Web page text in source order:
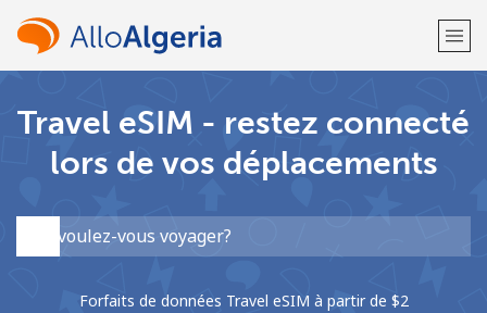
Bienvenue!
Vous avez déjà un compte?
S'enregistrer avec
Travel eSIM - restez connecté
lors de vos déplacements
Forfaits de données Travel eSIM à partir de ⁦$2⁩